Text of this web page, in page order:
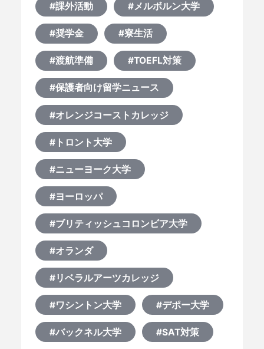
#課外活動 #メルボルン大学
#奨学金 #寮生活
#渡航準備 #TOEFL対策
#保護者向け留学ニュース
#オレンジコーストカレッジ
#トロント大学
#ニューヨーク大学
#ヨーロッパ
#ブリティッシュコロンビア大学
#オランダ
#リベラルアーツカレッジ
#ワシントン大学 #デポー大学
#バックネル大学 #SAT対策